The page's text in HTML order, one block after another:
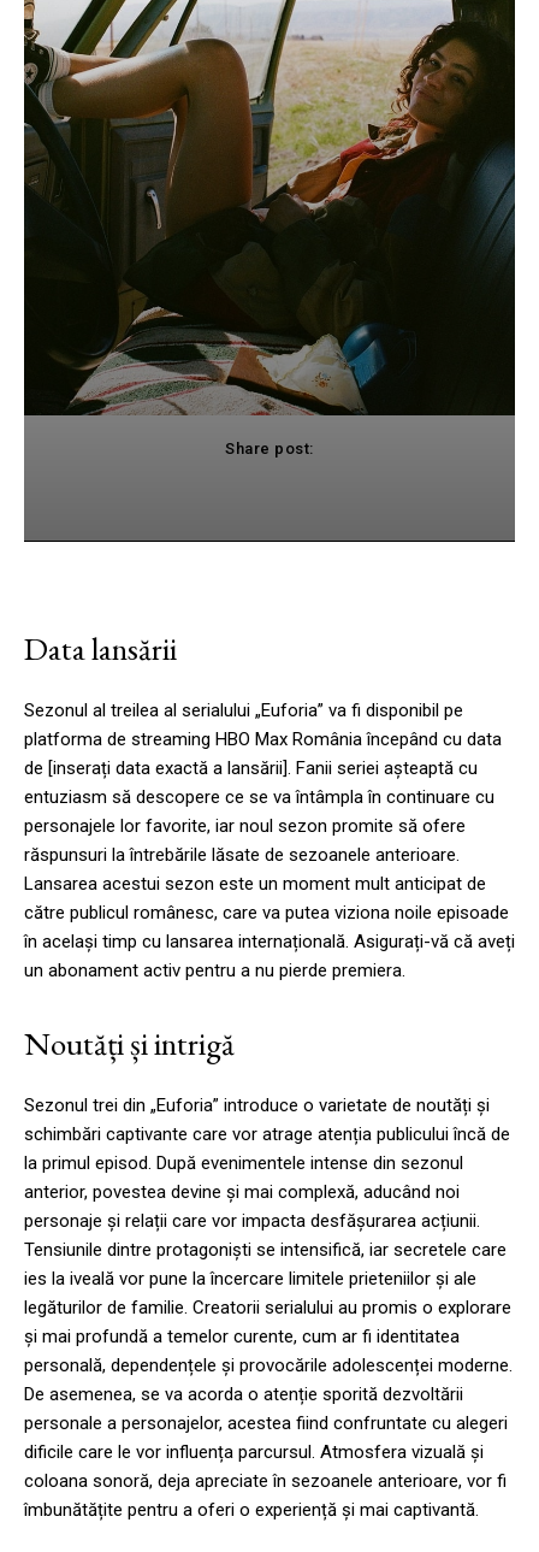
Share post:
Data lansării
Sezonul al treilea al serialului „Euforia” va fi disponibil pe
platforma de streaming HBO Max România începând cu data
de [inserați data exactă a lansării]. Fanii seriei așteaptă cu
entuziasm să descopere ce se va întâmpla în continuare cu
personajele lor favorite, iar noul sezon promite să ofere
răspunsuri la întrebările lăsate de sezoanele anterioare.
Lansarea acestui sezon este un moment mult anticipat de
către publicul românesc, care va putea viziona noile episoade
în același timp cu lansarea internațională. Asigurați-vă că aveți
un abonament activ pentru a nu pierde premiera.
Noutăți și intrigă
Sezonul trei din „Euforia” introduce o varietate de noutăți și
schimbări captivante care vor atrage atenția publicului încă de
la primul episod. După evenimentele intense din sezonul
anterior, povestea devine și mai complexă, aducând noi
personaje și relații care vor impacta desfășurarea acțiunii.
Tensiunile dintre protagoniști se intensifică, iar secretele care
ies la iveală vor pune la încercare limitele prieteniilor și ale
legăturilor de familie. Creatorii serialului au promis o explorare
și mai profundă a temelor curente, cum ar fi identitatea
personală, dependențele și provocările adolescenței moderne.
De asemenea, se va acorda o atenție sporită dezvoltării
personale a personajelor, acestea fiind confruntate cu alegeri
dificile care le vor influența parcursul. Atmosfera vizuală și
coloana sonoră, deja apreciate în sezoanele anterioare, vor fi
îmbunătățite pentru a oferi o experiență și mai captivantă.